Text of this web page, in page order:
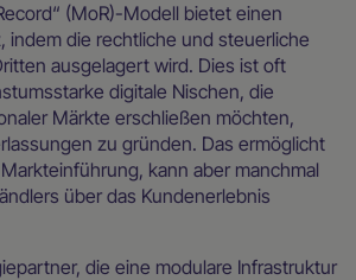
(MoR)-Modell bietet einen
indem die rechtliche und steuerliche
ausgelagert wird. Dies ist oft
digitale Nischen, die
Märkte erschließen möchten,
zu gründen. Das ermöglicht
kann aber manchmal
über das Kundenerlebnis
die eine modulare Infrastruktur